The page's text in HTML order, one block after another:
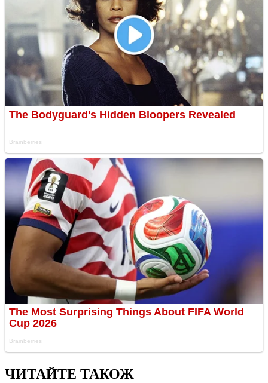
ЧИТАЙТЕ ТАКОЖ